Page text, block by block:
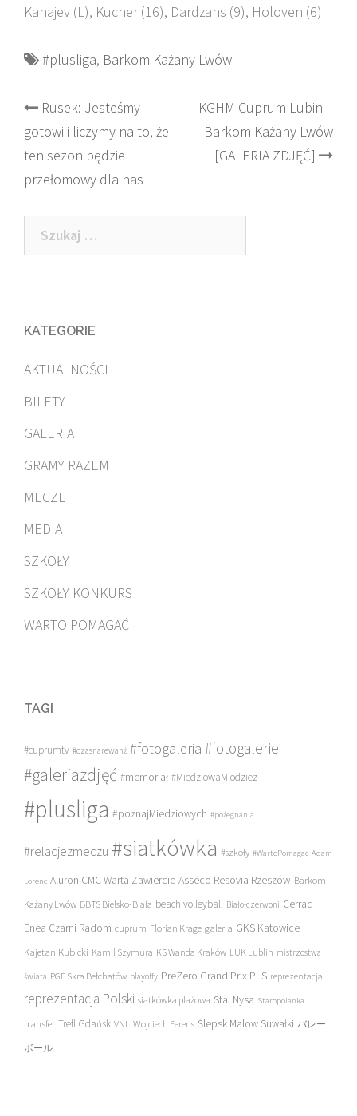
Kanajev (L), Kucher (16), Dardzans (9), Holoven (6)
#plusliga, Barkom Każany Lwów
Post
navigation
Rusek: Jesteśmy
gotowi i liczymy na to, że
ten sezon będzie
przełomowy dla nas
KGHM Cuprum Lubin –
Barkom Każany Lwów
[GALERIA ZDJĘĆ]
Szukaj:
KATEGORIE
AKTUALNOŚCI
BILETY
GALERIA
GRAMY RAZEM
MECZE
MEDIA
SZKOŁY
SZKOŁY KONKURS
WARTO POMAGAĆ
TAGI
#cuprumtv #czasnarewanż #fotogaleria #fotogalerie
#galeriazdjęć #memoriał #MiedziowaMlodziez
#plusliga #poznajMiedziowych #pożegnania
#relacjezmeczu #siatkówka #szkoły #WartoPomagac Adam
Lorenc Aluron CMC Warta Zawiercie Asseco Resovia Rzeszów Barkom
Każany Lwów BBTS Bielsko-Biała beach volleyball Biało-czerwoni Cerrad
Enea Czarni Radom cuprum Florian Krage galeria GKS Katowice
Kajetan Kubicki Kamil Szymura KS Wanda Kraków LUK Lublin mistrzostwa
świata PGE Skra Bełchatów playoffy PreZero Grand Prix PLS reprezentacja
reprezentacja Polski siatkówka plażowa Stal Nysa Staropolanka
transfer Trefl Gdańsk VNL Wojciech Ferens Ślepsk Malow Suwałki バレー
ボール